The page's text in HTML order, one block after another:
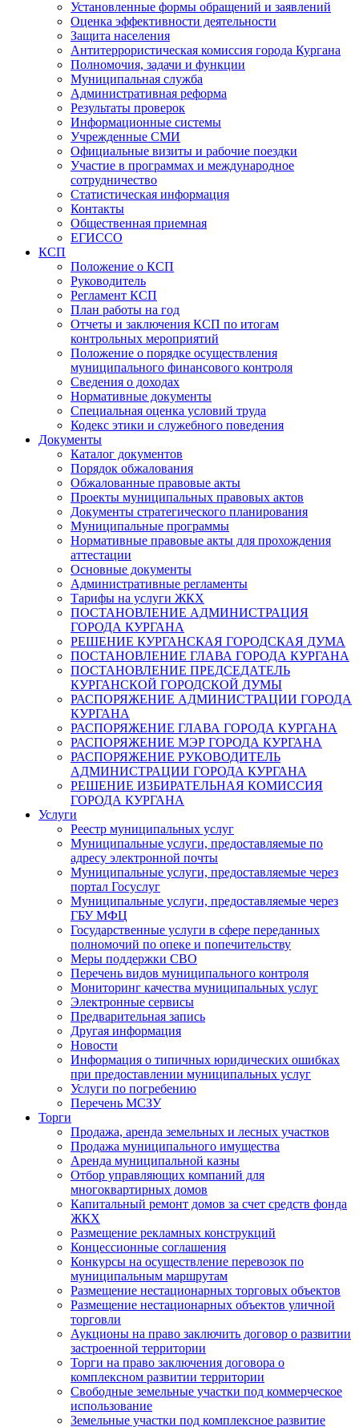
Установленные формы обращений и заявлений
Оценка эффективности деятельности
Защита населения
Антитеррористическая комиссия города Кургана
Полномочия, задачи и функции
Муниципальная служба
Административная реформа
Результаты проверок
Информационные системы
Учрежденные СМИ
Официальные визиты и рабочие поездки
Участие в программах и международное
сотрудничество
Статистическая информация
Контакты
Общественная приемная
ЕГИССО
КСП
Положение о КСП
Руководитель
Регламент КСП
План работы на год
Отчеты и заключения КСП по итогам
контрольных мероприятий
Положение о порядке осуществления
муниципального финансового контроля
Сведения о доходах
Нормативные документы
Специальная оценка условий труда
Кодекс этики и служебного поведения
Документы
Каталог документов
Порядок обжалования
Обжалованные правовые акты
Проекты муниципальных правовых актов
Документы стратегического планирования
Муниципальные программы
Нормативные правовые акты для прохождения
аттестации
Основные документы
Административные регламенты
Тарифы на услуги ЖКХ
ПОСТАНОВЛЕНИЕ АДМИНИСТРАЦИЯ
ГОРОДА КУРГАНА
РЕШЕНИЕ КУРГАНСКАЯ ГОРОДСКАЯ ДУМА
ПОСТАНОВЛЕНИЕ ГЛАВА ГОРОДА КУРГАНА
ПОСТАНОВЛЕНИЕ ПРЕДСЕДАТЕЛЬ
КУРГАНСКОЙ ГОРОДСКОЙ ДУМЫ
РАСПОРЯЖЕНИЕ АДМИНИСТРАЦИИ ГОРОДА
КУРГАНА
РАСПОРЯЖЕНИЕ ГЛАВА ГОРОДА КУРГАНА
РАСПОРЯЖЕНИЕ МЭР ГОРОДА КУРГАНА
РАСПОРЯЖЕНИЕ РУКОВОДИТЕЛЬ
АДМИНИСТРАЦИИ ГОРОДА КУРГАНА
РЕШЕНИЕ ИЗБИРАТЕЛЬНАЯ КОМИССИЯ
ГОРОДА КУРГАНА
Услуги
Реестр муниципальных услуг
Муниципальные услуги, предоставляемые по
адресу электронной почты
Муниципальные услуги, предоставляемые через
портал Госуслуг
Муниципальные услуги, предоставляемые через
ГБУ МФЦ
Государственные услуги в сфере переданных
полномочий по опеке и попечительству
Меры поддержки СВО
Перечень видов муниципального контроля
Мониторинг качества муниципальных услуг
Электронные сервисы
Предварительная запись
Другая информация
Новости
Информация о типичных юридических ошибках
при предоставлении муниципальных услуг
Услуги по погребению
Перечень МСЗУ
Торги
Продажа, аренда земельных и лесных участков
Продажа муниципального имущества
Аренда муниципальной казны
Отбор управляющих компаний для
многоквартирных домов
Капитальный ремонт домов за счет средств фонда
ЖКХ
Размещение рекламных конструкций
Концессионные соглашения
Конкурсы на осуществление перевозок по
муниципальным маршрутам
Размещение нестационарных торговых объектов
Размещение нестационарных объектов уличной
торговли
Аукционы на право заключить договор о развитии
застроенной территории
Торги на право заключения договора о
комплексном развитии территории
Свободные земельные участки под коммерческое
использование
Земельные участки под комплексное развитие